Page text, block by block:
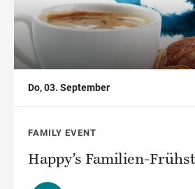
Do, 03. September
FAMILY EVENT
Happy’s Familien-